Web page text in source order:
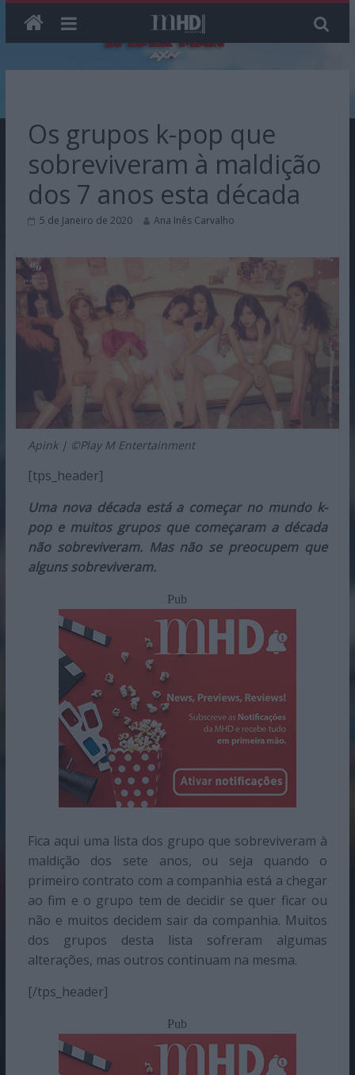
contentOs grupos k-pop que
sobreviveram à maldição
dos 7 anos esta década
5 de Janeiro de 2020 Ana Inês Carvalho
Apink | ©Play M Entertainment
[tps_header]
Uma nova década está a começar no mundo k-
pop e muitos grupos que começaram a década
não sobreviveram. Mas não se preocupem que
alguns sobreviveram.
Pub
Fica aqui uma lista dos grupo que sobreviveram à
maldição dos sete anos, ou seja quando o
primeiro contrato com a companhia está a chegar
ao fim e o grupo tem de decidir se quer ficar ou
não e muitos decidem sair da companhia. Muitos
dos grupos desta lista sofreram algumas
alterações, mas outros continuam na mesma.
[/tps_header]
Pub